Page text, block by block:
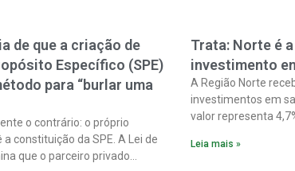
de que a criação de
Específico (SPE)
para “burlar uma
o contrário: o próprio
constituição da SPE. A Lei de
que o parceiro privado
Trata: Norte é
investimento
A Região Norte
investimentos em
valor representa
Trata Brasil em
Leia mais »